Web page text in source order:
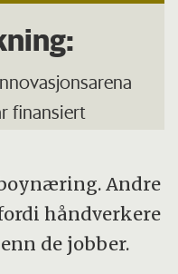
­finansiert
plain sailing?». I
med
som dette
i en næring,
Andre
håndverkere
de jobber.